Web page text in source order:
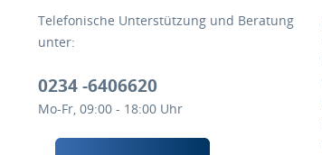
Telefonische Unterstützung und Beratung
unter:
0234 -6406620
Mo-Fr, 09:00 - 18:00 Uhr